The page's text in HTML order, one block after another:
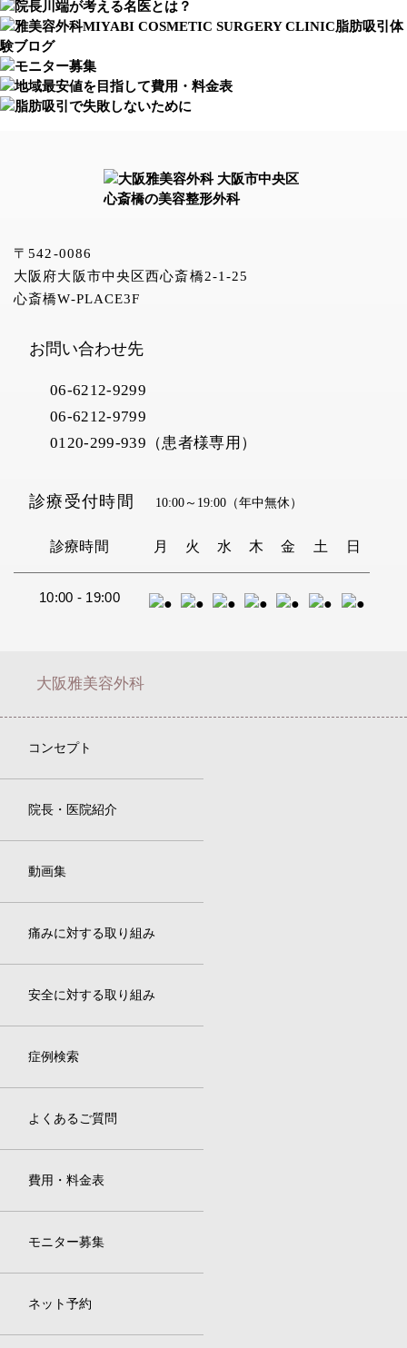
〒542-0086
大阪府大阪市中央区西心斎橋2-1-25
心斎橋W-PLACE3F
お問い合わせ先
06-6212-9299
06-6212-9799
0120-299-939（患者様専用）
診療受付時間 10:00～19:00 （年中無休）
診療時間 月 火 水 木 金 土 日
10:00 - 19:00
大阪雅美容外科
コンセプト
院長・医院紹介
動画集
痛みに対する取り組み
安全に対する取り組み
症例検索
よくあるご質問
費用・料金表
モニター募集
ネット予約